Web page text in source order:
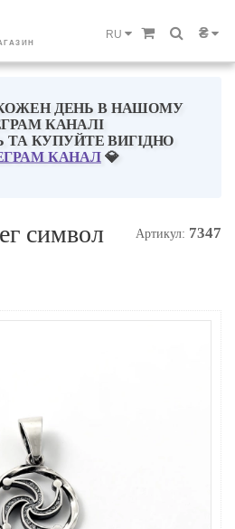
₴
RU
ДЕНЬ В НАШОМУ
КАНАЛІ
ТА КУПУЙТЕ ВИГІДНО
КАНАЛ 💎
символ
Артикул: 7347